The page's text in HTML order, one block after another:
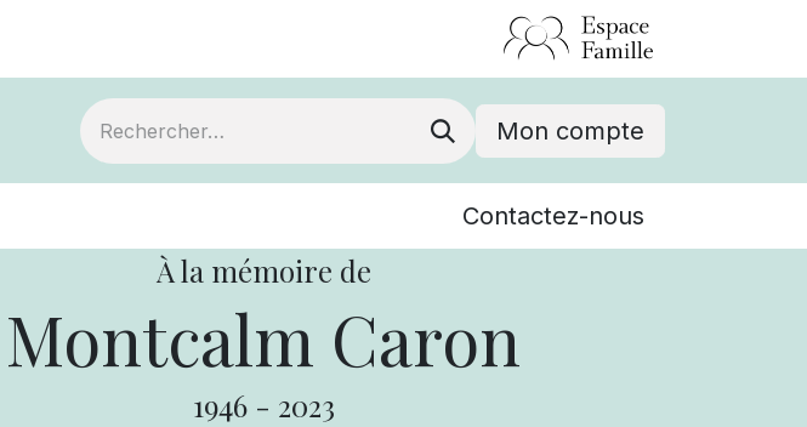
Mon compte
Événements
Contactez-nous
À la mémoire de
Montcalm Caron
1946 - 2023